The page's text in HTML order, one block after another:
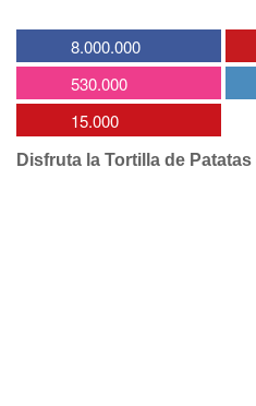
8.000.000
530.000
15.000
Disfruta la Tortilla de